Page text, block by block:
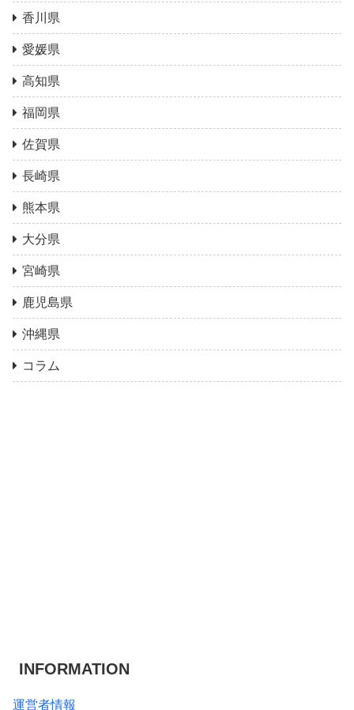
香川県
愛媛県
高知県
福岡県
佐賀県
長崎県
熊本県
大分県
宮崎県
鹿児島県
沖縄県
コラム
INFORMATION
運営者情報